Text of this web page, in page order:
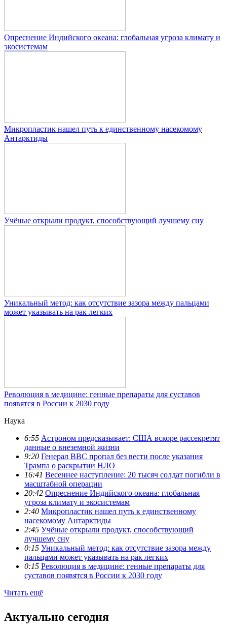
Опреснение Индийского океана: глобальная угроза климату и
экосистемам
Микропластик нашел путь к единственному насекомому
Антарктиды
Учёные открыли продукт, способствующий лучшему сну
Уникальный метод: как отсутствие зазора между пальцами
может указывать на рак легких
Революция в медицине: генные препараты для суставов
появятся в России к 2030 году
Наука
6:55 Астроном предсказывает: США вскоре рассекретят
данные о внеземной жизни
9:20 Генерал ВВС пропал без вести после указания
Трампа о раскрытии НЛО
16:41 Весеннее наступление: 20 тысяч солдат погибли в
масштабной операции
20:42 Опреснение Индийского океана: глобальная
угроза климату и экосистемам
2:40 Микропластик нашел путь к единственному
насекомому Антарктиды
2:45 Учёные открыли продукт, способствующий
лучшему сну
0:15 Уникальный метод: как отсутствие зазора между
пальцами может указывать на рак легких
0:15 Революция в медицине: генные препараты для
суставов появятся в России к 2030 году
Читать ещё
Актуально сегодня